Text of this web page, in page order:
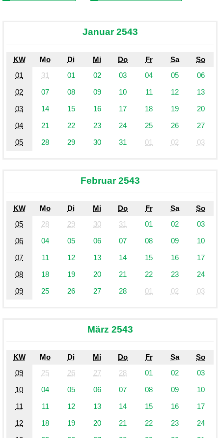
Januar 2543
KW Mo Di Mi Do Fr Sa
So
01
31 01 02 03 04 05
06
02
07 08 09 10 11 12
13
03
14 15 16 17 18 19
20
04
21 22 23 24 25 26
27
05
28 29 30 31 01 02 03
Februar 2543
KW Mo Di Mi Do Fr Sa
So
05
28 29 30 31 01 02
03
06
04 05 06 07 08 09
10
07
11 12 13 14 15 16
17
08
18 19 20 21 22 23
24
09
25 26 27 28 01 02 03
März 2543
KW Mo Di Mi Do Fr Sa
So
09
25 26 27 28 01 02
03
10
04 05 06 07 08 09
10
11
11 12 13 14 15 16
17
12
18 19 20 21 22 23
24